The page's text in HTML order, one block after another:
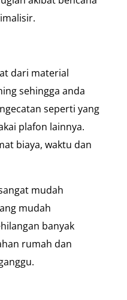
dari material
sehingga anda
seperti yang
plafon lainnya.
biaya, waktu dan
mudah
mudah
banyak
rumah dan